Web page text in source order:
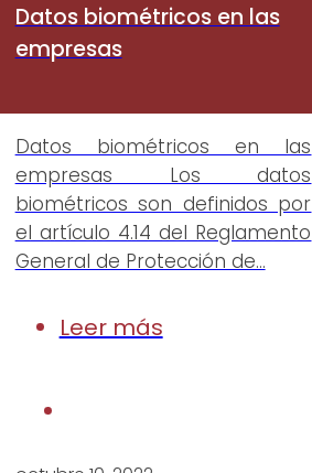
Datos biométricos en las
empresas
Datos biométricos en las
empresas Los datos
biométricos son definidos por
el artículo 4.14 del Reglamento
General de Protección de…
Leer más